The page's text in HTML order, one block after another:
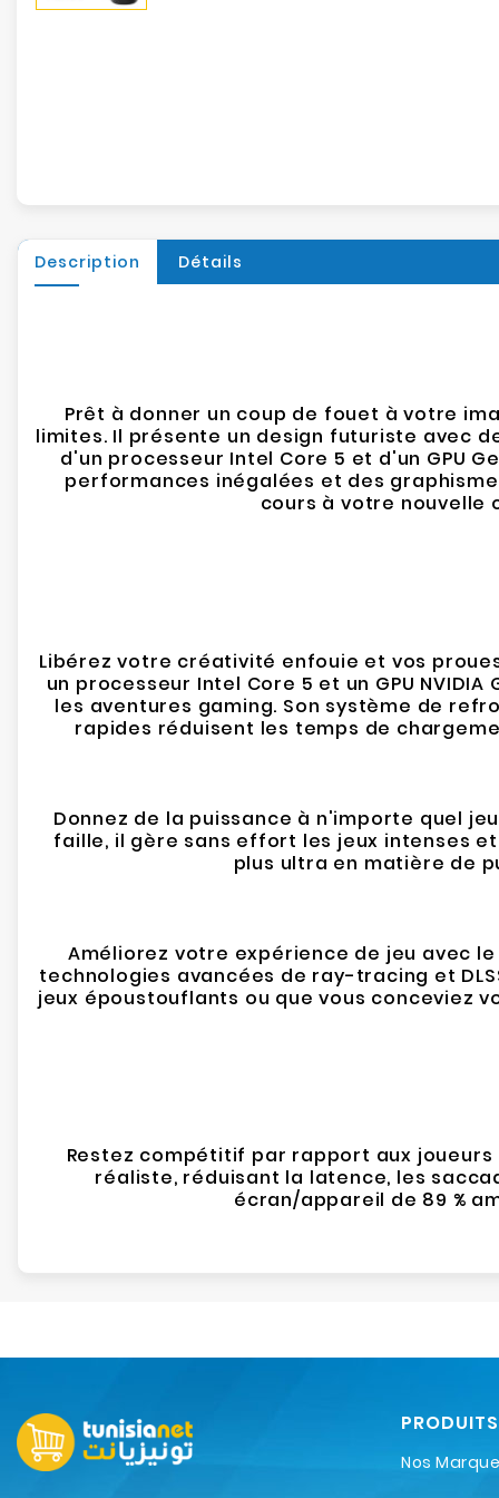
Description Détails
Prêt à donner un coup de fouet à votre
limites. Il présente un design futuriste avec
d'un processeur Intel Core 5 et d'un GPU
performances inégalées et des
cours à votre nouvelle
Libérez votre créativité enfouie et vos
un processeur Intel Core 5 et un GPU
les aventures gaming. Son système de
rapides réduisent les temps de
Donnez de la puissance à n'importe quel
faille, il gère sans effort les jeux intenses
plus ultra en matière de
Améliorez votre expérience de jeu avec le
technologies avancées de ray-tracing et
jeux époustouflants ou que vous conceviez
Restez compétitif par rapport aux joueurs
réaliste, réduisant la latence, les
écran/appareil de 89 %
PRODUITS
Nos